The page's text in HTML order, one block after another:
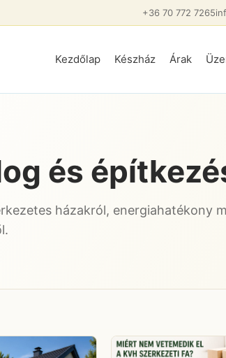
+36 70 772 7265
Kezdőlap Készház Árak
és
házakról, energiahatékony